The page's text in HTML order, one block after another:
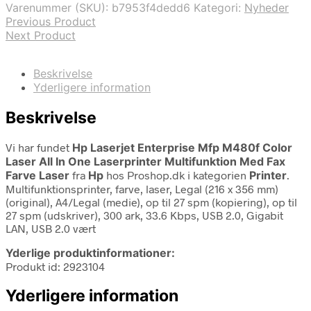
Varenummer (SKU): b7953f4dedd6 Kategori: Nyheder
Previous Product
Next Product
Beskrivelse
Yderligere information
Beskrivelse
Vi har fundet Hp Laserjet Enterprise Mfp M480f Color
Laser All In One Laserprinter Multifunktion Med Fax
Farve Laser fra Hp hos Proshop.dk i kategorien Printer.
Multifunktionsprinter, farve, laser, Legal (216 x 356 mm)
(original), A4/Legal (medie), op til 27 spm (kopiering), op til
27 spm (udskriver), 300 ark, 33.6 Kbps, USB 2.0, Gigabit
LAN, USB 2.0 vært
Yderlige produktinformationer:
Produkt id: 2923104
Yderligere information